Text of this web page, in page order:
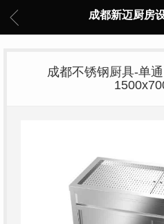
成都新迈厨房
成都不锈钢厨具-单